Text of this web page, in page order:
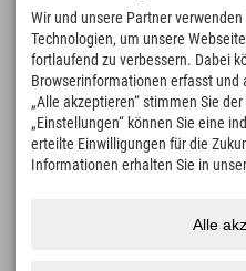
Upload Deiner
Explorer To Go mit
Bucketlist, Restaurantübersicht
downloaden!
Zeit für Explorer Moments
166
Bergseen und Erlebnisbäder
Wir und unsere Partner
Technologien, um unsere
fortlaufend zu verbessern. Dabei
Browserinformationen erfasst und
„Alle akzeptieren“ stimmen Sie
„Einstellungen“ können Sie eine
erteilte Einwilligungen für die
Informationen erhalten Sie in
Alle